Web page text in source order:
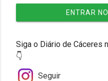
ENTRAR
Siga o Diário de Cáceres
👇
Seguir